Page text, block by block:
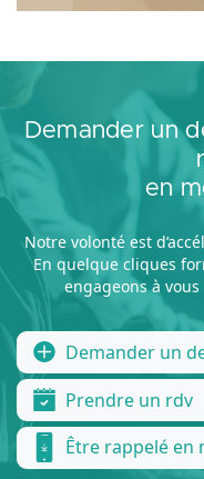
Demander un
en
Notre volonté est
En quelque cliques
engageons à
Demander un
Prendre un rdv
Être rappelé en